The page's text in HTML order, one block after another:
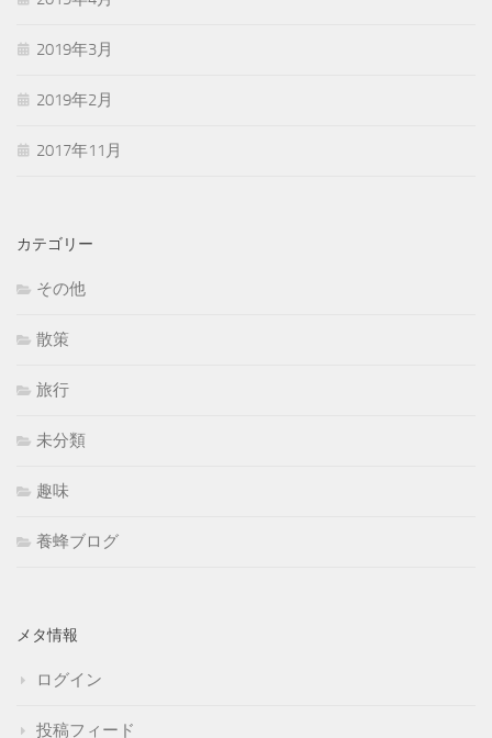
2019年3月
2019年2月
2017年11月
カテゴリー
その他
散策
旅行
未分類
趣味
養蜂ブログ
メタ情報
ログイン
投稿フィード